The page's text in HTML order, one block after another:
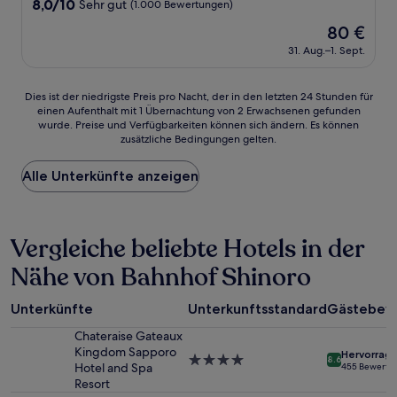
Bewertungen)
8,0/10 Sehr gut (1.000 Bewertungen)
Der
Preis
beträgt
80 €
31. Aug.–1. Sept.
Dies
der
Preis
pro
Nacht,
den
letzten
24 Stunden
für
einen
1 Übernachtung
2 Erwachsenen
Dies ist der niedrigste Preis pro Nacht, der in den letzten 24 Stunden für
einen Aufenthalt mit 1 Übernachtung von 2 Erwachsenen gefunden
wurde. Preise und Verfügbarkeiten können sich ändern. Es können
zusätzliche Bedingungen gelten.
Alle Unterkünfte anzeigen
Vergleiche beliebte Hotels in der
Nähe von Bahnhof Shinoro
Unterkünfte Unterkunftsstandard
Chateraise Gateaux
Kingdom Sapporo
Hotel and Spa
Resort
4.0-
8.6
455